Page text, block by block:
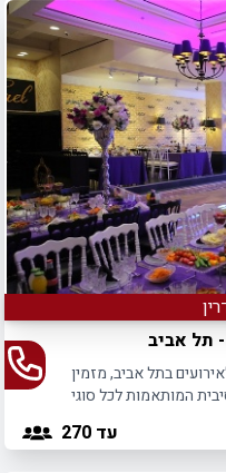
תל אביב
בתל אביב, מזמין
המותאמות לכל סוגי
עד 270